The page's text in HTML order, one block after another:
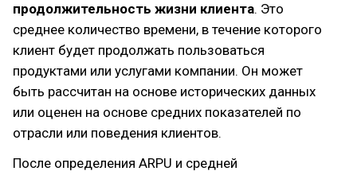
продолжительность жизни клиента. Это
среднее количество времени, в течение которого
клиент будет продолжать пользоваться
продуктами или услугами компании. Он может
быть рассчитан на основе исторических данных
или оценен на основе средних показателей по
отрасли или поведения клиентов.
После определения ARPU и средней